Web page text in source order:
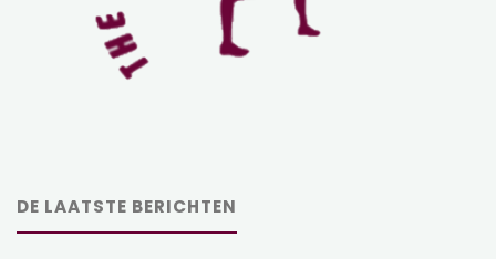
DE LAATSTE BERICHTEN